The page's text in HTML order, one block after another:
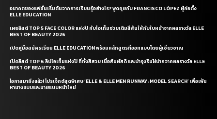
อนาคตของแฟชั่นเริ่มต้นจากการเรียนรู้อย่างไร? พูดคุยกับ FRANCISCO LÓPEZ ผู้ก่อตั้ง
ELLE EDUCATION
เผยลิสต์ TOP 5 FACE COLOR แห่งปี กับไอเท็มช่วยเติมสีสันให้กับใบหน้าจากผลรางวัล ELLE
BEST OF BEAUTY 2026
เปิดคู่มือสมัครเรียน ELLE EDUCATION พร้อมหลักสูตรที่ออกแบบโดยผู้เชี่ยวชาญ
เปิดลิสต์ TOP 6 ลิปไอเท็มแห่งปี ที่ทั้งสีสวย เนื้อสัมผัสดี และบำรุงริมฝีปากจากผลรางวัล ELLE
BEST OF BEAUTY 2026
โอกาสมาถึงแล้ว! โปรเจ็กต์สุดพิเศษ ‘ELLE & ELLE MEN RUNWAY: MODEL SEARCH’ เพื่อเฟ้น
หานางแบบและนายแบบหน้าใหม่